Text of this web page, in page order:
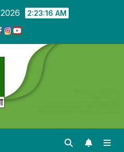
2:23:17 AM